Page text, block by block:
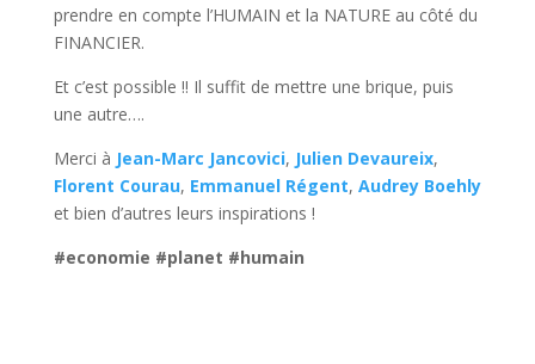
prendre en compte l’HUMAIN et la NATURE au côté du
FINANCIER.
Et c’est possible !! Il suffit de mettre une brique, puis
une autre….
Merci à Jean-Marc Jancovici, Julien Devaureix,
Florent Courau, Emmanuel Régent, Audrey Boehly
et bien d’autres leurs inspirations !
#economie #planet #humain